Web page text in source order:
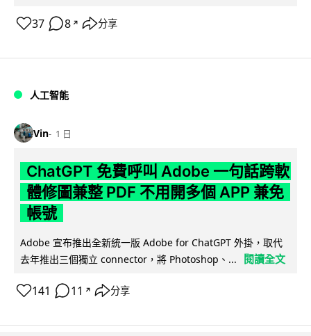
37 8 ↗ 分享
人工智能
Vin 1 日
ChatGPT 免費呼叫 Adobe 一句話跨軟
體修圖兼整 PDF 不用開多個 APP 兼免
帳號
Adobe 宣布推出全新統一版 Adobe for ChatGPT 外掛，取代
去年推出三個獨立 connector，將 Photoshop、...
閱讀全文
141 11 ↗ 分享